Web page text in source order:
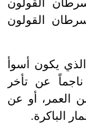
القولون
القولون
يكون أسوأ
عن تأخر
العمر، أو عن
الباكرة.